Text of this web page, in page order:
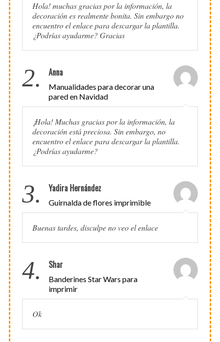
Hola! muchas gracias por la información, la
decoración es realmente bonita. Sin embargo no
encuentro el enlace para descargar la plantilla.
¿Podrías ayudarme? Gracias
2. Anna
Manualidades para decorar una
pared en Navidad
¡Hola! Muchas gracias por la información, la
decoración está preciosa. Sin embargo, no
encuentro el enlace para descargar la plantilla.
¿Podrías ayudarme?
3. Yadira Hernández
Guirnalda de flores imprimible
Buenas tardes, disculpe no veo el enlace
4. Shar
Banderines Star Wars para
imprimir
Ok